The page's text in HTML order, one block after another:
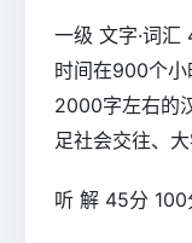
一级 文字·词
时间在900个小
2000字左右的
足社会交往、
听 解 45分 100